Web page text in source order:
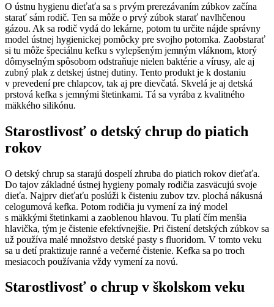
O ústnu hygienu dieťaťa sa s prvým prerezávaním zúbkov začína
starať sám rodič. Ten sa môže o prvý zúbok starať navlhčenou
gázou. Ak sa rodič vydá do lekárne, potom tu určite nájde správny
model ústnej hygienickej pomôcky pre svojho potomka. Zaobstarať
si tu môže špeciálnu kefku s vylepšeným jemným vláknom, ktorý
dômyselným spôsobom odstraňuje nielen baktérie a vírusy, ale aj
zubný plak z detskej ústnej dutiny. Tento produkt je k dostaniu
v prevedení pre chlapcov, tak aj pre dievčatá. Skvelá je aj detská
prstová kefka s jemnými štetinkami. Tá sa vyrába z kvalitného
mäkkého silikónu.
Starostlivosť o detský chrup do piatich
rokov
O detský chrup sa starajú dospelí zhruba do piatich rokov dieťaťa.
Do tajov základné ústnej hygieny pomaly rodičia zasväcujú svoje
dieťa. Najprv dieťaťu poslúži k čisteniu zubov tzv. plochá nákusná
celogumová kefka. Potom rodičia ju vymení za iný model
s mäkkými štetinkami a zaoblenou hlavou. Tu platí čím menšia
hlavička, tým je čistenie efektívnejšie. Pri čistení detských zúbkov sa
už používa malé množstvo detské pasty s fluoridom. V tomto veku
sa u detí praktizuje ranné a večerné čistenie. Kefka sa po troch
mesiacoch používania vždy vymení za novú.
Starostlivosť o chrup v školskom veku